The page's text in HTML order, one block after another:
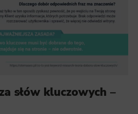
słów kluczowych –